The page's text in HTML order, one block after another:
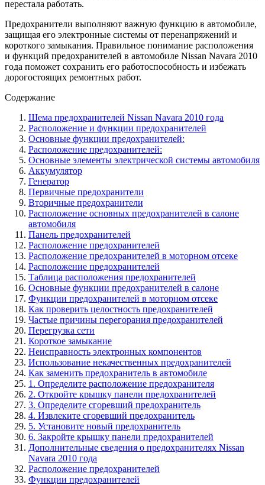
перестала работать.
Предохранители выполняют важную функцию в автомобиле,
защищая его электронные системы от перенапряжений и
короткого замыкания. Правильное понимание расположения
и функций предохранителей в автомобиле Nissan Navara 2010
года поможет сохранить его работоспособность и избежать
дорогостоящих ремонтных работ.
Содержание
Шема предохранителей Nissan Navara 2010 года
Расположение и функции предохранителей
Основные функции предохранителей:
Расположение предохранителей:
Основные элементы электрической системы автомобиля
Аккумулятор
Генератор
Первичные предохранители
Вторичные предохранители
Расположение основных предохранителей в салоне
автомобиля
Панель предохранителей
Расположение предохранителей
Расположение предохранителей в моторном отсеке
Расположение предохранителей
Таблица расположения предохранителей
Основные функции предохранителей в салоне
Функции предохранителей в моторном отсеке
Как проверить целостность предохранителей
Частые причины перегорания предохранителей
Перегрузка сети
Короткое замыкание
Неисправность электронных компонентов
Использование некачественных предохранителей
Как заменить предохранитель в автомобиле
1. Определите расположение предохранителя
2. Откройте крышку панели предохранителей
3. Определите сгоревший предохранитель
4. Извлеките сгоревший предохранитель
5. Установите новый предохранитель
6. Закройте крышку панели предохранителей
Дополнительные сведения о предохранителях Nissan
Navara 2010 года
Расположение предохранителей
Функции предохранителей